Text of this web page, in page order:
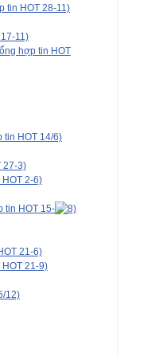
tin HOT 28-11)
11)
hợp tin HOT
tin HOT 14/6)
27-3)
2-6)
tin HOT 15-
21-6)
21-9)
12)